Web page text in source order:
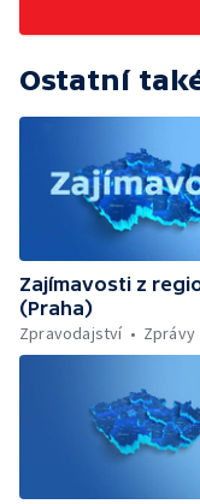
Ostatní
Zajímavosti z
(Praha)
Zpravodajství
Zprávy